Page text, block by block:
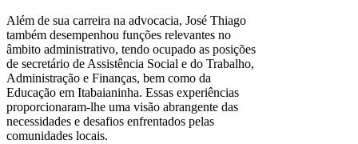
Além de sua carreira na advocacia, José Thiago
também desempenhou funções relevantes no
âmbito administrativo, tendo ocupado as posições
de secretário de Assistência Social e do Trabalho,
Administração e Finanças, bem como da
Educação em Itabaianinha. Essas experiências
proporcionaram-lhe uma visão abrangente das
necessidades e desafios enfrentados pelas
comunidades locais.